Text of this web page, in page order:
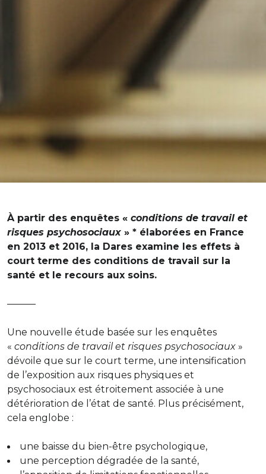
À partir des enquêtes « conditions de travail et
risques psychosociaux » * élaborées en France
en 2013 et 2016, la Dares examine les effets à
court terme des conditions de travail sur la
santé et le recours aux soins.
———
Une nouvelle étude basée sur les enquêtes
« conditions de travail et risques psychosociaux »
dévoile que sur le court terme, une intensification
de l’exposition aux risques physiques et
psychosociaux est étroitement associée à une
détérioration de l’état de santé. Plus précisément,
cela englobe :
une baisse du bien-être psychologique,
une perception dégradée de la santé,